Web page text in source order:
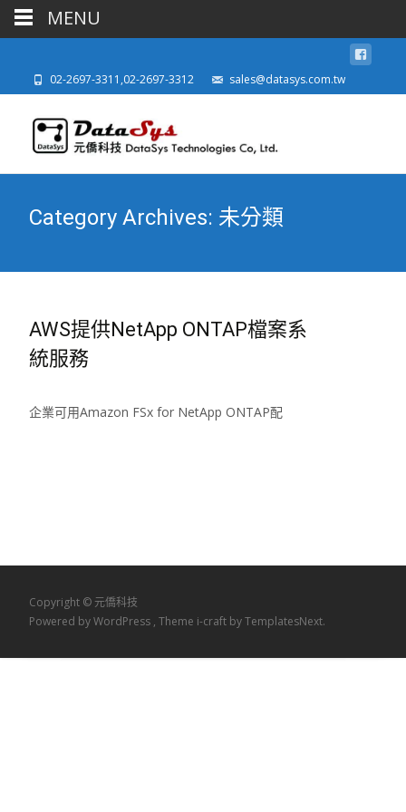
02-2697-3311,02-2697-3312 sales@datasys.com.tw
Category Archives: 未分類
AWS提供NetApp ONTAP檔案系
統服務
企業可用Amazon FSx for NetApp ONTAP配
Copyright © 元僑科技
Powered by WordPress , Theme i-craft by TemplatesNext.
MENU